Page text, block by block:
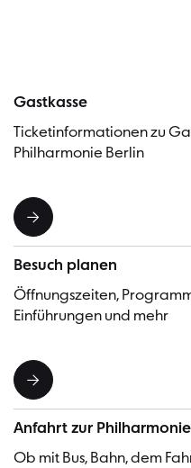
Gastkasse
Ticketinformationen zu
Philharmonie Berlin
Besuch planen
Öffnungszeiten,
Einführungen und mehr
Anfahrt zur
Ob mit Bus, Bahn, dem